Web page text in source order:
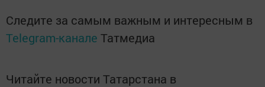
Следите за самым важным и интересным в
Telegram-канале Татмедиа
Читайте новости Татарстана в